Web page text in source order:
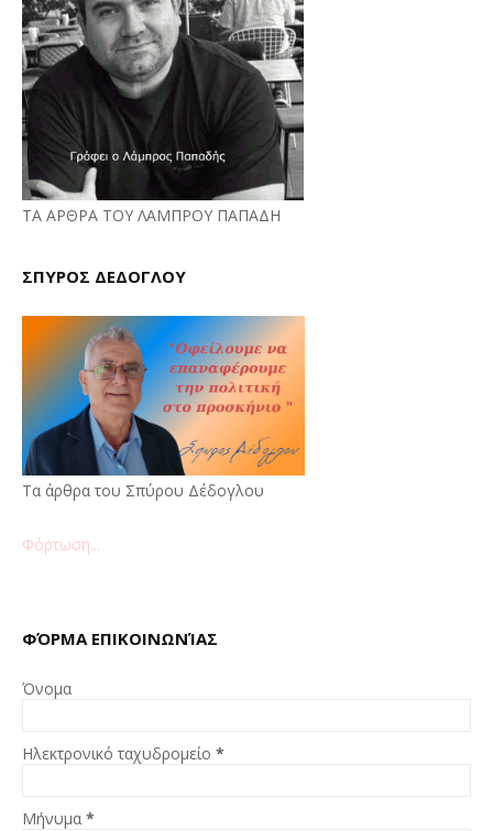
ΤΑ ΑΡΘΡΑ ΤΟΥ ΛΑΜΠΡΟΥ ΠΑΠΑΔΗ
ΣΠΥΡΟΣ ΔΕΔΟΓΛΟΥ
Τα άρθρα του Σπύρου Δέδογλου
Φόρτωση...
ΦΌΡΜΑ ΕΠΙΚΟΙΝΩΝΊΑΣ
Όνομα
Ηλεκτρονικό ταχυδρομείο *
Μήνυμα *